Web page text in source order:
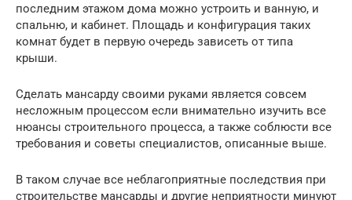
последним этажом дома можно устроить и ванную, и
спальню, и кабинет. Площадь и конфигурация таких
комнат будет в первую очередь зависеть от типа
крыши.
Сделать мансарду своими руками является совсем
несложным процессом если внимательно изучить все
нюансы строительного процесса, а также соблюсти все
требования и советы специалистов, описанные выше.
В таком случае все неблагоприятные последствия при
строительстве мансарды и другие неприятности минуют